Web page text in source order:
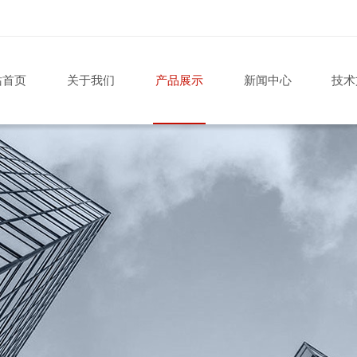
首页 关于我们 产品展示 新闻中心 技